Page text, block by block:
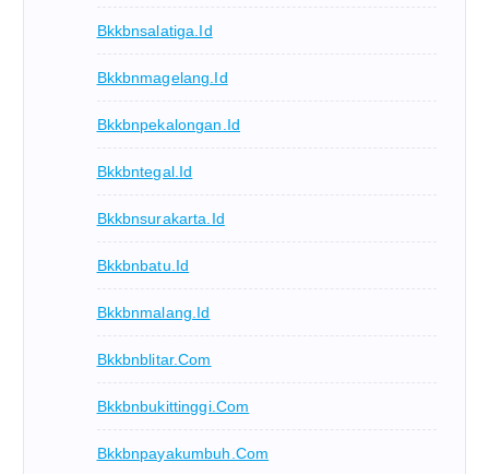
Bkkbnsalatiga.id
Bkkbnmagelang.id
Bkkbnpekalongan.id
Bkkbntegal.id
Bkkbnsurakarta.id
Bkkbnbatu.id
Bkkbnmalang.id
Bkkbnblitar.com
Bkkbnbukittinggi.com
Bkkbnpayakumbuh.com